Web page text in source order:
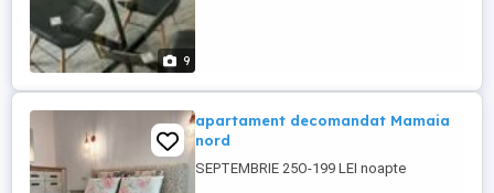
9
apartament decomandat Mamaia
nord
SEPTEMBRIE 25O-199 LEI noapte